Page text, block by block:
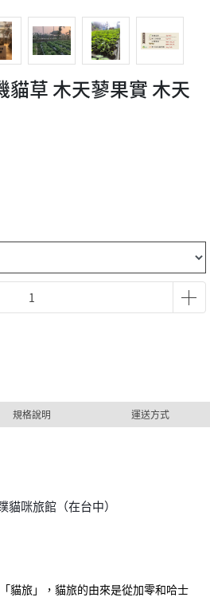
貓草 木天蓼果實 木天
規格說明 運送方式
咪旅館（在台中）
貓旅」，貓旅的由來是從加零和哈士